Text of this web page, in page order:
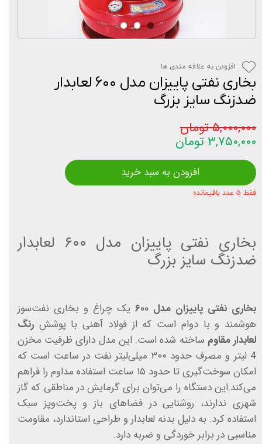
بخاری نفتی پاییزان مدل ۶۰۰ لعابدار
ضدزنگ سایز بزرگ
۵,۰۰۰,۰۰۰ تومان
۳,۷۵۰,۰۰۰ تومان
فقط ۵ عدد باقیمانده
بخاری نفتی پاییزان مدل ۶۰۰ لعابدار
ضدزنگ سایز بزرگ
بخاری نفتی پاییزان مدل ۶۰۰
یک چراغ و بخاری نفت‌سوز
هوشمند و با دوام است که از فولاد آهنی با پوشش رنگ
لعابدار مقاوم ساخته شده‌ است. این مدل دارای ظرفیت مخزن
4 لیتر و مصرف حدود ۳۰۰ میلی‌لیتر نفت در ساعت است که
امکان سوخت‌گیری تا حدود ۱۵ ساعت استفاده مداوم را فراهم
می‌کند.این دستگاه را می‌توان برای گرمایش در مناطقی که گاز
شهری ندارند، روشنایی در فضاهای باز و پخت‌وپز سبک
استفاده کرد. به دلیل بدنه لعابدار و طراحی استاندارد، مقاومت
مناسبی در برابر خوردگی و ضربه دارد.
افزودن به سبد خرید
افزودن به علاقه مندی ها